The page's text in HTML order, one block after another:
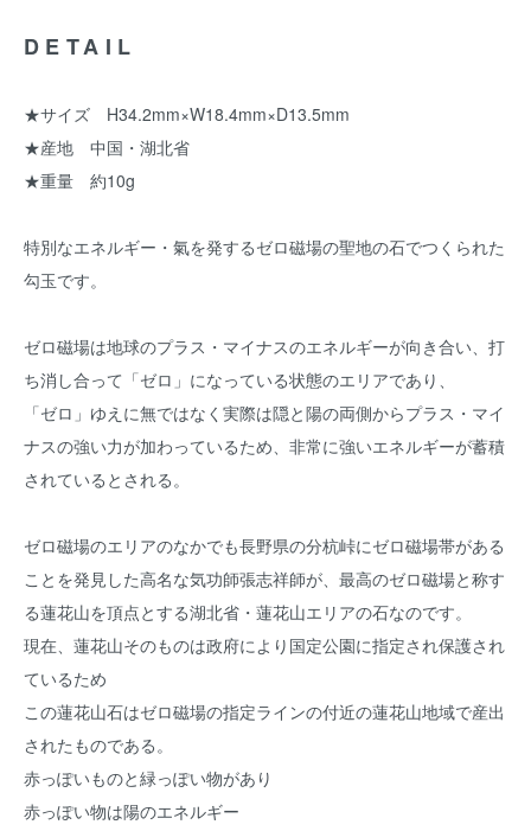
DETAIL
★サイズ H34.2mm×W18.4mm×D13.5mm
★産地 中国・湖北省
★重量 約10g
特別なエネルギー・氣を発するゼロ磁場の聖地の石でつくられた
勾玉です。
ゼロ磁場は地球のプラス・マイナスのエネルギーが向き合い、打
ち消し合って「ゼロ」になっている状態のエリアであり、
「ゼロ」ゆえに無ではなく実際は隠と陽の両側からプラス・マイ
ナスの強い力が加わっているため、非常に強いエネルギーが蓄積
されているとされる。
ゼロ磁場のエリアのなかでも長野県の分杭峠にゼロ磁場帯がある
ことを発見した高名な気功師張志祥師が、最高のゼロ磁場と称す
る蓮花山を頂点とする湖北省・蓮花山エリアの石なのです。
現在、蓮花山そのものは政府により国定公園に指定され保護され
ているため
この蓮花山石はゼロ磁場の指定ラインの付近の蓮花山地域で産出
されたものである。
赤っぽいものと緑っぽい物があり
赤っぽい物は陽のエネルギー